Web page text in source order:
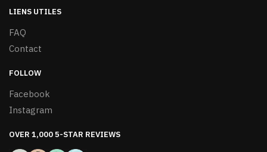
LIENS UTILES
FAQ
Contact
FOLLOW
Facebook
Instagram
OVER 1,000 5-STAR REVIEWS